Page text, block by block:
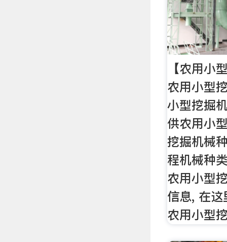
【农用小
农用小型
小型挖掘
供农用小
挖掘机械
程机械种
农用小型
信息, 在
农用小型